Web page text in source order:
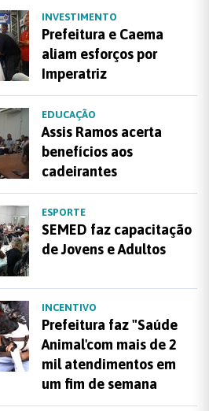
INVESTIMENTO
Prefeitura e Caema
aliam esforços por
Imperatriz
EDUCAÇÃO
Assis Ramos acerta
benefícios aos
cadeirantes
ESPORTE
SEMED faz capacitação
de Jovens e Adultos
INCENTIVO
Prefeitura faz "Saúde
Animal'com mais de 2
mil atendimentos em
um fim de semana